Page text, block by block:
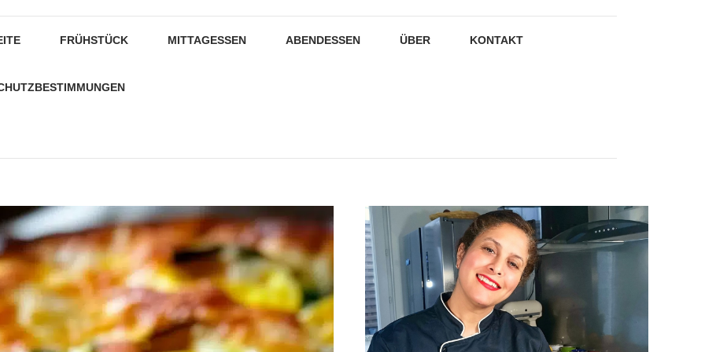
FRÜHSTÜCK MITTAGESSEN ABENDESSEN ÜBER KONTAKT